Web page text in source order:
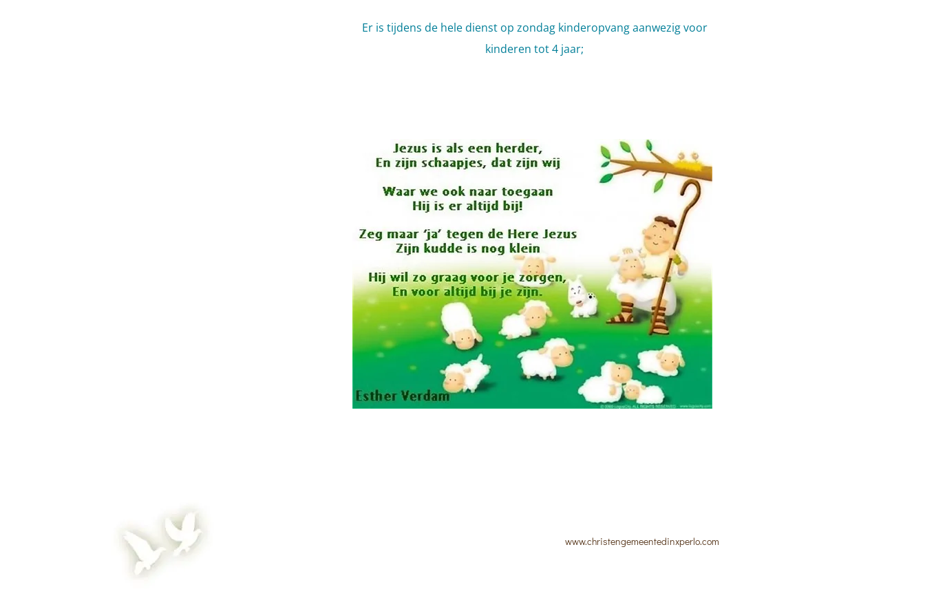
Er is tijdens de hele dienst op zondag kinderopvang aanwezig voor
kinderen tot 4 jaar;
www.christengemeentedinxperlo.com